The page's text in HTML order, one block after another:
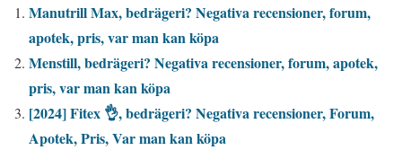
Manutrill Max, bedrägeri? Negativa recensioner, forum,
apotek, pris, var man kan köpa
Menstill, bedrägeri? Negativa recensioner, forum, apotek,
pris, var man kan köpa
[2024] Fitex 👌, bedrägeri? Negativa recensioner, Forum,
Apotek, Pris, Var man kan köpa